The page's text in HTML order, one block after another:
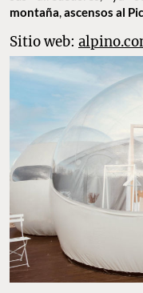
montaña,ascensos al
Sitio web: